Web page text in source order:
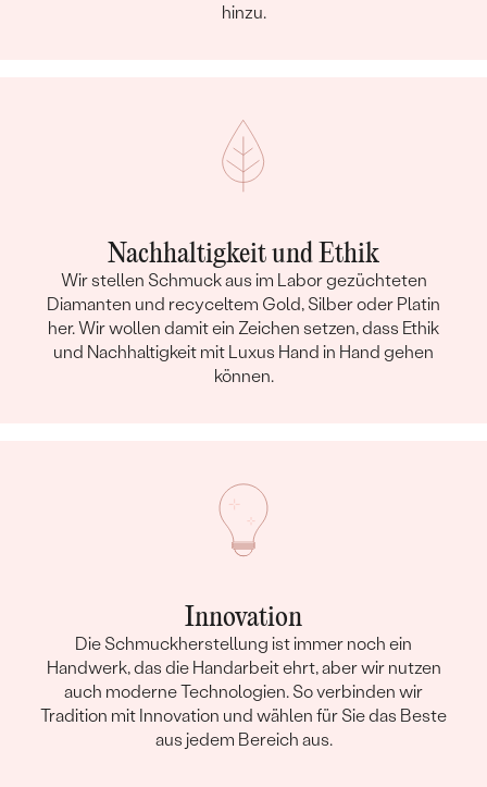
hinzu.
Nachhaltigkeit und Ethik
Wir stellen Schmuck aus im Labor gezüchteten
Diamanten und recyceltem Gold, Silber oder Platin
her. Wir wollen damit ein Zeichen setzen, dass Ethik
und Nachhaltigkeit mit Luxus Hand in Hand gehen
können.
Innovation
Die Schmuckherstellung ist immer noch ein
Handwerk, das die Handarbeit ehrt, aber wir nutzen
auch moderne Technologien. So verbinden wir
Tradition mit Innovation und wählen für Sie das Beste
aus jedem Bereich aus.